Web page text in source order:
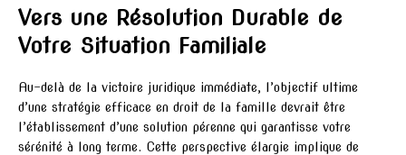
Vers une Résolution Durable de
Votre Situation Familiale
Au-delà de la victoire juridique immédiate, l’objectif ultime
d’une stratégie efficace en droit de la famille devrait être
l’établissement d’une solution pérenne qui garantisse votre
sérénité à long terme. Cette perspective élargie implique de